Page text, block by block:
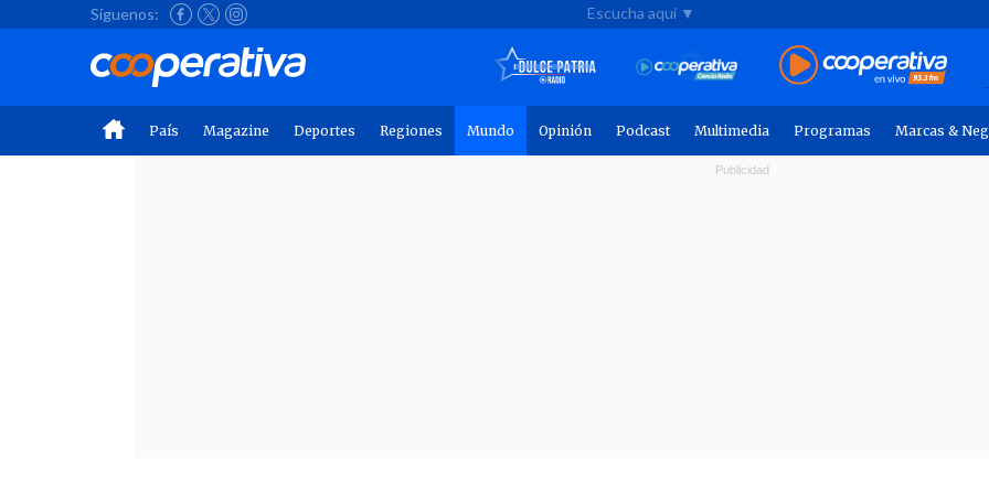
Síguenos: Escucha aquí ▼
País Magazine Deportes Regiones Mundo Opinión Podcast Multimedia Programas Marcas &